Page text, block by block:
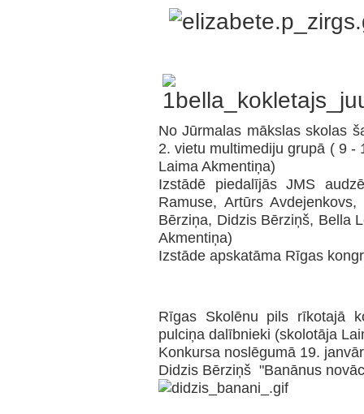
No Jūrmalas mākslas skolas
2. vietu multimediju grupā ( 9 -
Laima Akmentiņa)
Izstādē piedalījās JMS
Ramuse, Artūrs
Bērziņa, Didzis Bērziņš, Bella
Akmentiņa)
Izstāde apskatāma Rīgas
Rīgas Skolēnu pils rīkotajā
pulciņa dalībnieki (skolotāja
Konkursa noslēgumā 19.
Didzis Bērziņš "Banānus